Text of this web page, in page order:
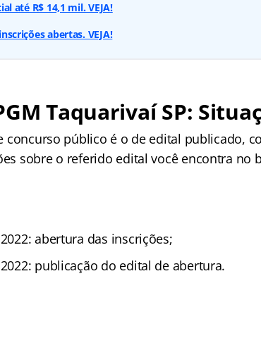
até R$ 14,1 mil. VEJA!
abertas. VEJA!
Taquarivaí SP:
concurso público é o de edital publicado,
sobre o referido edital você encontra no
abertura das inscrições;
publicação do edital de abertura.